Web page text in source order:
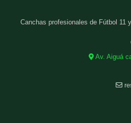
Canchas profesionales de Fútbol 11
Av. Aiguá